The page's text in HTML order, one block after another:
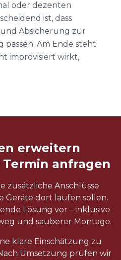
oder dezenten
ist, dass
Absicherung zur
Am Ende steht
improvisiert wirkt,
erweitern
anfragen
zusätzliche Anschlüsse
Geräte dort laufen sollen.
Lösung vor – inklusive
und sauberer Montage.
klare Einschätzung zu
Umsetzung prüfen wir